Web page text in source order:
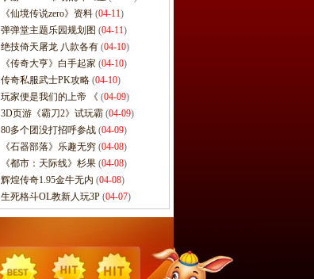
《仙境传说zero》资料 (04-11)
弹弹堂主题乐园规划图 (04-11)
绝技倚天屠龙 八款各有 (04-10)
《传奇大亨》白手起家 (04-10)
传奇私服武士PK攻略 (04-10)
玩家便是我们的上帝 《 (04-09)
3D页游《霸刀2》试玩霸 (04-09)
80多个团没打招呼参战 (04-09)
《石器部落》乐趣无穷 (04-08)
《都市：天际线》杉果 (04-08)
辉煌传奇1.95金牛无内 (04-08)
生死格斗OL教新人玩3P (04-07)